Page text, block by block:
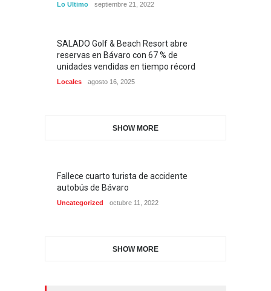
Lo Ultimo septiembre 21, 2022
SALADO Golf & Beach Resort abre
reservas en Bávaro con 67 % de
unidades vendidas en tiempo récord
Locales agosto 16, 2025
SHOW MORE
Fallece cuarto turista de accidente
autobús de Bávaro
Uncategorized octubre 11, 2022
SHOW MORE